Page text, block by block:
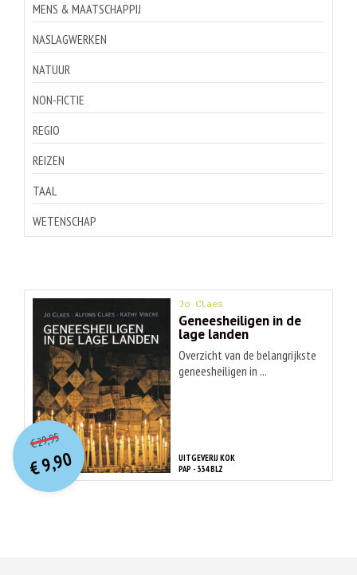
MENS & MAATSCHAPPIJ
NASLAGWERKEN
NATUUR
NON-FICTIE
REGIO
REIZEN
TAAL
WETENSCHAP
Jo Claes
Geneesheiligen in de
lage landen
Overzicht van de belangrijkste
geneesheiligen in ...
UITGEVERIJ KOK
PAP - 334 BLZ
€29,95O
orspr
onkelijke
prijs
was:
€ 29,95.
€9,90
Huidige
prijs
is:
€ 9,90.